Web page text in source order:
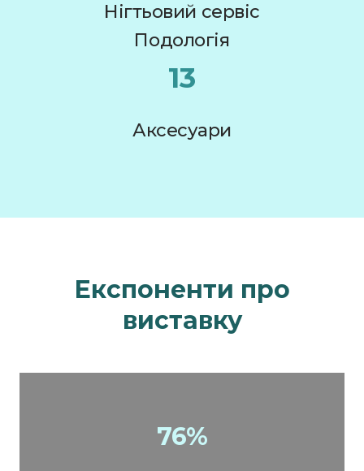
Нігтьовий сервіс
Подологія
13
Аксесуари
Експоненти про
виставку
76%